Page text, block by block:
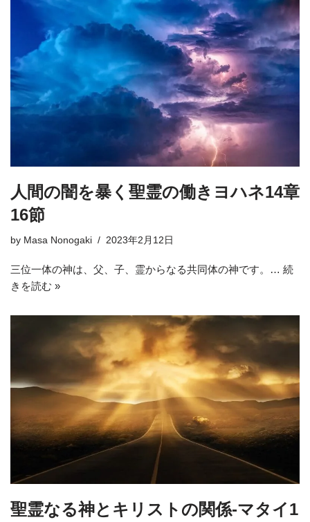
人間の闇を暴く聖霊の働きヨハネ14章
16節
by Masa Nonogaki 2023年2月12日
三位一体の神は、父、子、霊からなる共同体の神です。… 続
きを読む »
聖霊なる神とキリストの関係-マタイ1